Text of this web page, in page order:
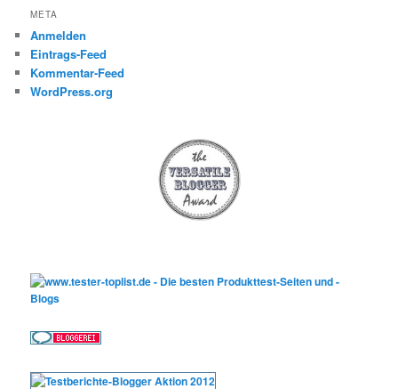
META
Anmelden
Eintrags-Feed
Kommentar-Feed
WordPress.org